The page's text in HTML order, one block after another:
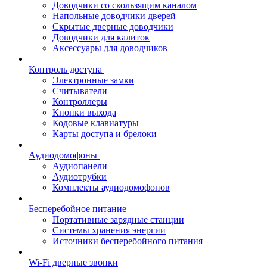
Доводчики со скользящим каналом
Напольные доводчики дверей
Скрытые дверные доводчики
Доводчики для калиток
Аксессуары для доводчиков
Контроль доступа
Электронные замки
Считыватели
Контроллеры
Кнопки выхода
Кодовые клавиатуры
Карты доступа и брелоки
Аудиодомофоны
Аудиопанели
Аудиотрубки
Комплекты аудиодомофонов
Бесперебойное питание
Портативные зарядные станции
Системы хранения энергии
Источники бесперебойного питания
Wi-Fi дверные звонки